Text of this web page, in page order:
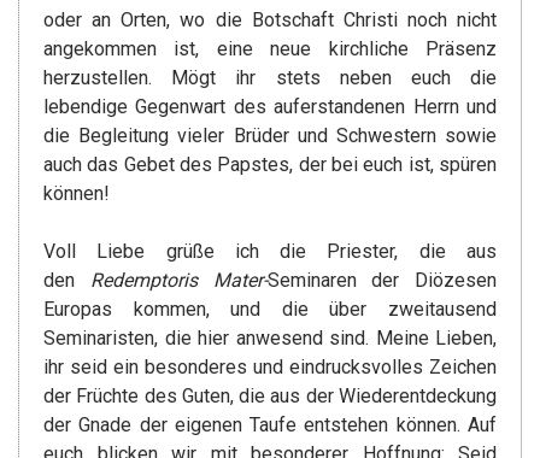
oder an Orten, wo die Botschaft Christi noch nicht
angekommen ist, eine neue kirchliche Präsenz
herzustellen. Mögt ihr stets neben euch die
lebendige Gegenwart des auferstandenen Herrn und
die Begleitung vieler Brüder und Schwestern sowie
auch das Gebet des Papstes, der bei euch ist, spüren
können!
Voll Liebe grüße ich die Priester, die aus
den Redemptoris Mater-Seminaren der Diözesen
Europas kommen, und die über zweitausend
Seminaristen, die hier anwesend sind. Meine Lieben,
ihr seid ein besonderes und eindrucksvolles Zeichen
der Früchte des Guten, die aus der Wiederentdeckung
der Gnade der eigenen Taufe entstehen können. Auf